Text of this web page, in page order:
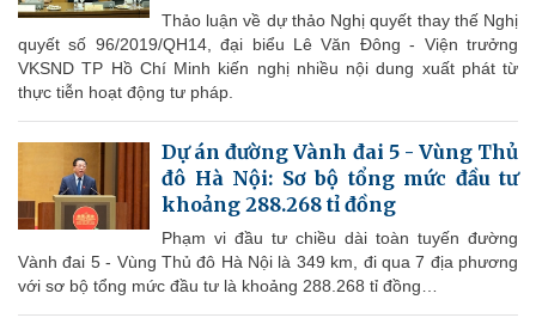
Thảo luận về dự thảo Nghị quyết thay thế Nghị
quyết số 96/2019/QH14, đại biểu Lê Văn Đông - Viện trưởng
VKSND TP Hồ Chí Minh kiến nghị nhiều nội dung xuất phát từ
thực tiễn hoạt động tư pháp.
Dự án đường Vành đai 5 - Vùng Thủ
đô Hà Nội: Sơ bộ tổng mức đầu tư
khoảng 288.268 tỉ đồng
Phạm vi đầu tư chiều dài toàn tuyến đường
Vành đai 5 - Vùng Thủ đô Hà Nội là 349 km, đi qua 7 địa phương
với sơ bộ tổng mức đầu tư là khoảng 288.268 tỉ đồng…